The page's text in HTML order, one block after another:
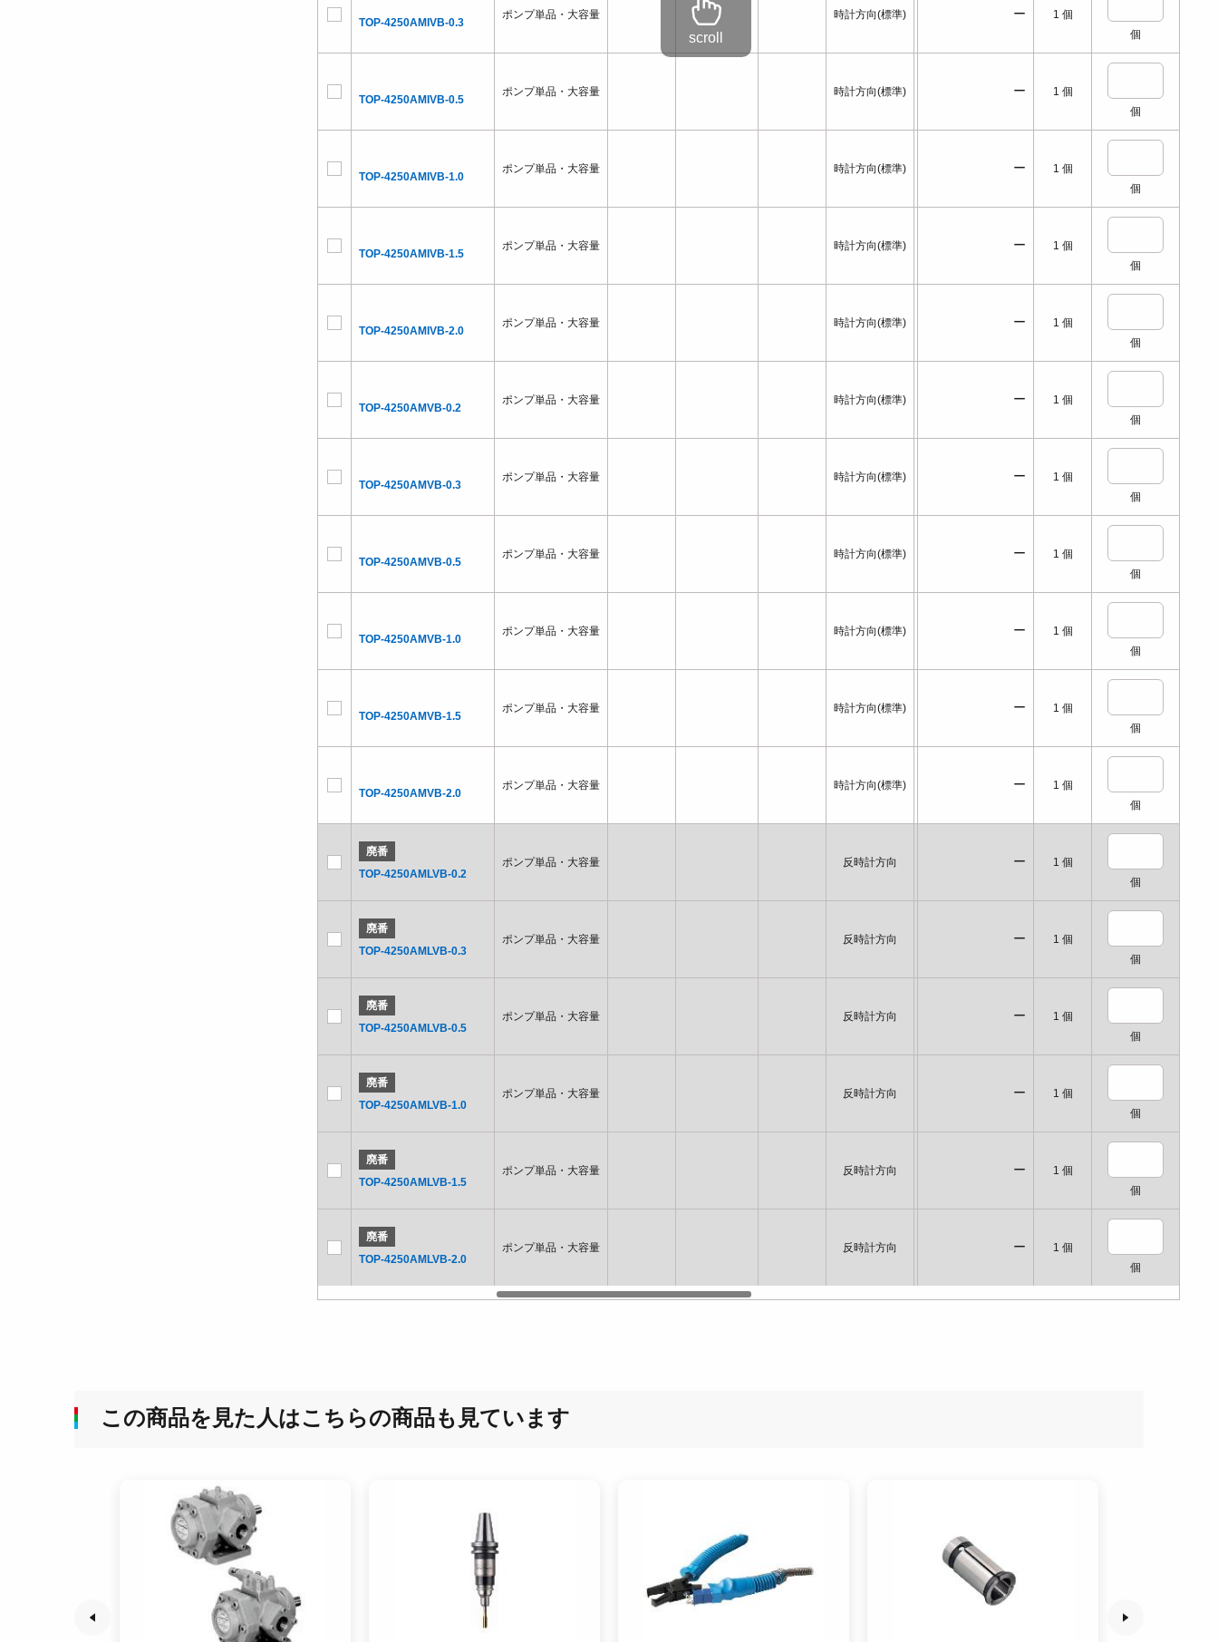
TOP-4250AMIVB-0.3
TOP-4250AMIVB-0.5
TOP-4250AMIVB-1.0
TOP-4250AMIVB-1.5
TOP-4250AMIVB-2.0
TOP-4250AMVB-0.2
TOP-4250AMVB-0.3
TOP-4250AMVB-0.5
TOP-4250AMVB-1.0
TOP-4250AMVB-1.5
TOP-4250AMVB-2.0
廃番
TOP-4250AMLVB-0.2
廃番
TOP-4250AMLVB-0.3
廃番
TOP-4250AMLVB-0.5
廃番
TOP-4250AMLVB-1.0
廃番
TOP-4250AMLVB-1.5
廃番
TOP-4250AMLVB-2.0
ポンプ単品・大容量 時計方向(標準)
ポンプ単品・大容量 時計方向(標準)
ポンプ単品・大容量 時計方向(標準)
ポンプ単品・大容量 時計方向(標準)
ポンプ単品・大容量 時計方向(標準)
ポンプ単品・大容量 時計方向(標準)
ポンプ単品・大容量 時計方向(標準)
ポンプ単品・大容量 時計方向(標準)
ポンプ単品・大容量 時計方向(標準)
ポンプ単品・大容量 時計方向(標準)
ポンプ単品・大容量 時計方向(標準)
ポンプ単品・大容量 反時計方向
ポンプ単品・大容量 反時計方向
ポンプ単品・大容量 反時計方向
ポンプ単品・大容量 反時計方向
ポンプ単品・大容量 反時計方向
ポンプ単品・大容量 反時計方向
ー 1 個
個
ー 1 個
個
ー 1 個
個
ー 1 個
個
ー 1 個
個
ー 1 個
個
ー 1 個
個
ー 1 個
個
ー 1 個
個
ー 1 個
個
ー 1 個
個
ー 1 個
個
ー 1 個
個
ー 1 個
個
ー 1 個
個
ー 1 個
個
ー 1 個
個
この商品を見た人はこちらの商品も見ています